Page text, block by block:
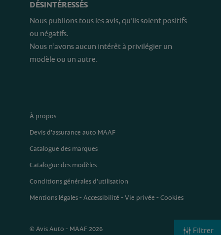
Filtrer
DÉSINTÉRESSÉS
Nous publions tous les avis, qu’ils soient positifs
ou négatifs.
Nous n’avons aucun intérêt à privilégier un
modèle ou un autre.
À propos
Devis d'assurance auto MAAF
Catalogue des marques
Catalogue des modèles
Conditions générales d’utilisation
Mentions légales-Accessibilité -Vie privée -Cookies
© Avis Auto - MAAF 2026